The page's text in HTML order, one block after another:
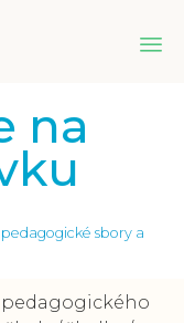
na
sbory a